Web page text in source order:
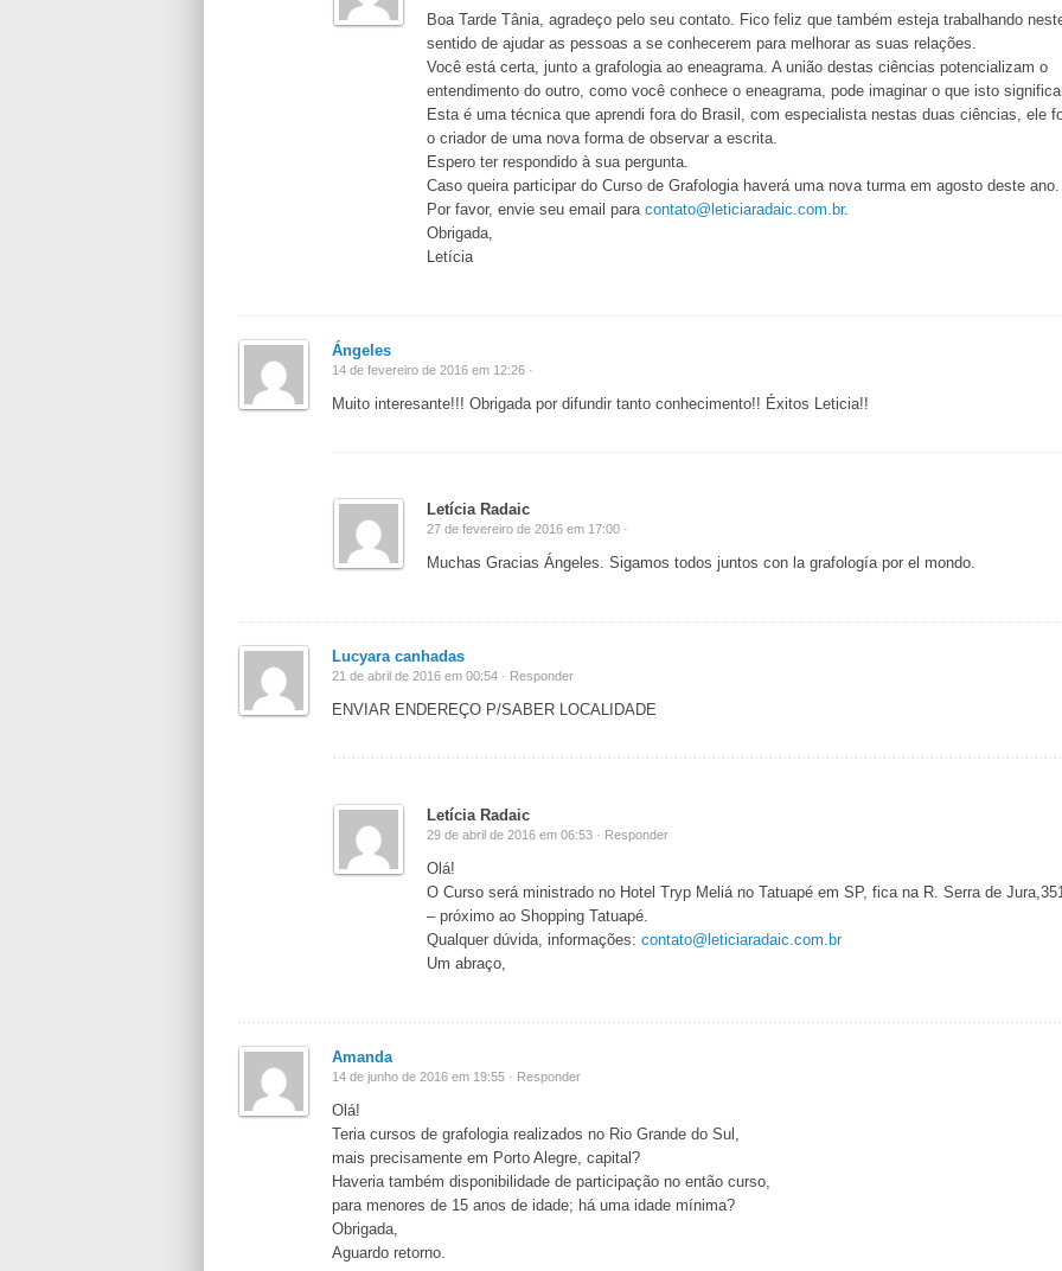
Boa Tarde Tânia, agradeço pelo seu contato. Fico feliz que também esteja trabalhando
sentido de ajudar as pessoas a se conhecerem para melhorar as suas relações.
Você está certa, junto a grafologia ao eneagrama. A união destas ciências potencializam o
entendimento do outro, como você conhece o eneagrama, pode imaginar o que isto
Esta é uma técnica que aprendi fora do Brasil, com especialista nestas duas ciências, ele
o criador de uma nova forma de observar a escrita.
Espero ter respondido à sua pergunta.
Caso queira participar do Curso de Grafologia haverá uma nova turma em agosto deste ano.
Por favor, envie seu email para contato@leticiaradaic.com.br.
Obrigada,
Letícia
Ángeles
14 de fevereiro de 2016 em 12:26 ·
Muito interesante!!! Obrigada por difundir tanto conhecimento!! Éxitos Leticia!!
Letícia Radaic
27 de fevereiro de 2016 em 17:00 ·
Muchas Gracias Ángeles. Sigamos todos juntos con la grafología por el mondo.
Lucyara canhadas
21 de abril de 2016 em 00:54 · Responder
ENVIAR ENDEREÇO P/SABER LOCALIDADE
Letícia Radaic
29 de abril de 2016 em 06:53 · Responder
Olá!
O Curso será ministrado no Hotel Tryp Meliá no Tatuapé em SP, fica na R. Serra de
– próximo ao Shopping Tatuapé.
Qualquer dúvida, informações: contato@leticiaradaic.com.br
Um abraço,
Amanda
14 de junho de 2016 em 19:55 · Responder
Olá!
Teria cursos de grafologia realizados no Rio Grande do Sul,
mais precisamente em Porto Alegre, capital?
Haveria também disponibilidade de participação no então curso,
para menores de 15 anos de idade; há uma idade mínima?
Obrigada,
Aguardo retorno.